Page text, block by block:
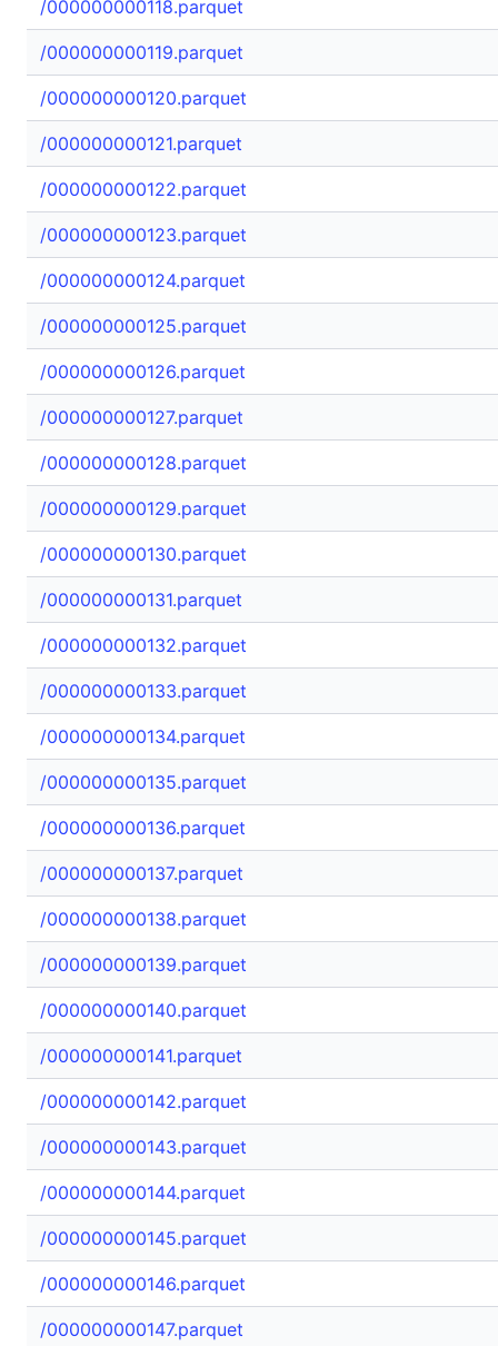
/000000000118.parquet
/000000000119.parquet
/000000000120.parquet
/000000000121.parquet
/000000000122.parquet
/000000000123.parquet
/000000000124.parquet
/000000000125.parquet
/000000000126.parquet
/000000000127.parquet
/000000000128.parquet
/000000000129.parquet
/000000000130.parquet
/000000000131.parquet
/000000000132.parquet
/000000000133.parquet
/000000000134.parquet
/000000000135.parquet
/000000000136.parquet
/000000000137.parquet
/000000000138.parquet
/000000000139.parquet
/000000000140.parquet
/000000000141.parquet
/000000000142.parquet
/000000000143.parquet
/000000000144.parquet
/000000000145.parquet
/000000000146.parquet
/000000000147.parquet